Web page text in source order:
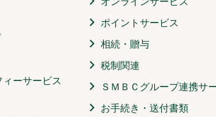
ィーサービス
ポイントサービス
相続・贈与
税制関連
ＳＭＢＣグループ連携サ
お手続き・送付書類